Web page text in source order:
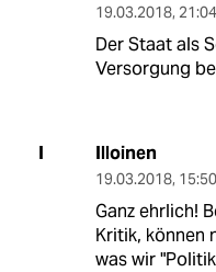
19.03.2018,
Der Staat als
Versorgung
I Illoinen
19.03.2018,
Ganz ehrlich!
Kritik, können
was wir